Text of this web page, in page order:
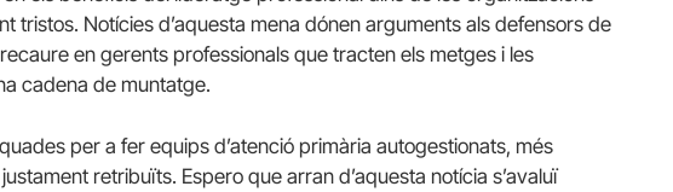
tristos. Notícies d’aquesta mena dónen arguments als defensors de
en gerents professionals que tracten els metges i les
cadena de muntatge.
per a fer equips d’atenció primària autogestionats, més
retribuïts. Espero que arran d’aquesta notícia s’avaluï